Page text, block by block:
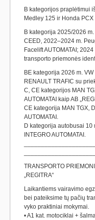
B kategorijos praplėtimui
Medley 125 ir Honda PCX
B kategorija 2025/2026
CEED, 2022–2024 m.
Facelift AUTOMATAI;
transporto priemonės
BE kategorija 2026 m.
RENAULT TRAFIC su
C, CE kategorijos MAN
AUTOMATAI kaip AB
CE kategorija MAN TGX,
AUTOMATAI.
D kategorija autobusai 10
INTEGRO AUTOMATAI.
TRANSPORTO
„REGITRA“
Laikantiems vairavimo
bei pateiksime tų pačių
vyko praktiniai mokymai.
• A1 kat. motociklai +